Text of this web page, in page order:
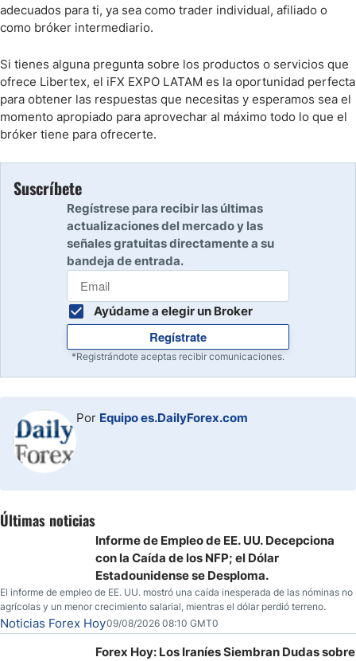
adecuados para ti, ya sea como trader individual, afiliado o
como bróker intermediario.
Si tienes alguna pregunta sobre los productos o servicios que
ofrece Libertex, el iFX EXPO LATAM es la oportunidad perfecta
para obtener las respuestas que necesitas y esperamos sea el
momento apropiado para aprovechar al máximo todo lo que el
bróker tiene para ofrecerte.
Suscríbete
Regístrese para recibir las últimas
actualizaciones del mercado y las
señales gratuitas directamente a su
bandeja de entrada.
Ayúdame a elegir un Broker
Regístrate
*Registrándote aceptas recibir comunicaciones.
Por Equipo es.DailyForex.com
Últimas noticias
Informe de Empleo de EE. UU. Decepciona
con la Caída de los NFP; el Dólar
Estadounidense se Desploma.
El informe de empleo de EE. UU. mostró una caída inesperada de las nóminas no
agrícolas y un menor crecimiento salarial, mientras el dólar perdió terreno.
Noticias Forex Hoy09/08/2026 08:10 GMT0
Forex Hoy: Los Iraníes Siembran Dudas sobre